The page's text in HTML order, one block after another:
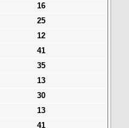
16
25
12
41
35
13
30
13
41